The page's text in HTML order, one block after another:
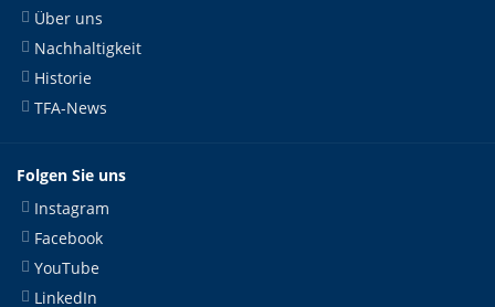
Über uns
Nachhaltigkeit
Historie
TFA-News
Folgen Sie uns
Instagram
Facebook
YouTube
LinkedIn